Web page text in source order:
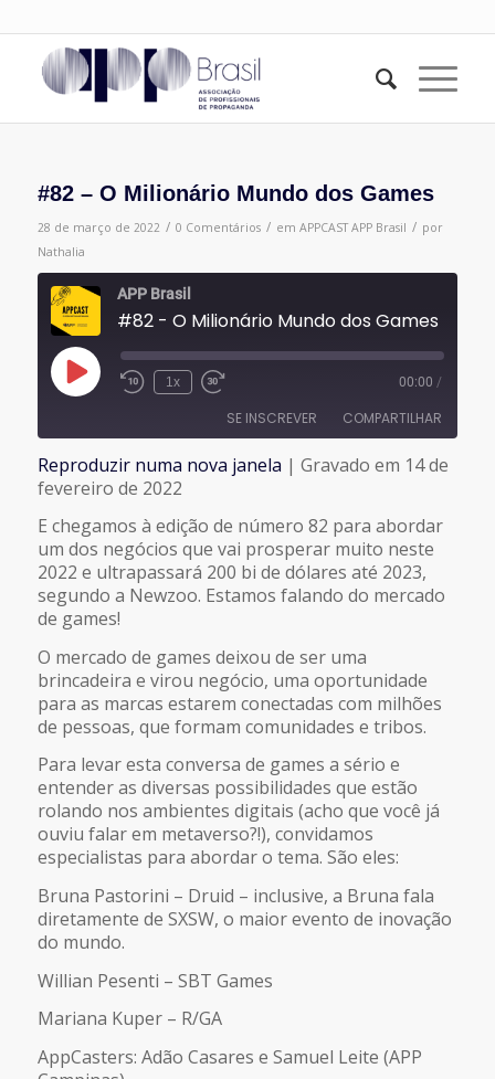
#82 – O Milionário Mundo dos Games
28 de março de 2022 / 0 Comentários / em APPCAST APP Brasil / por
Nathalia
APP Brasil
#82 - O Milionário Mundo dos Games
Reproduzir
episódio
1x 00:00 /
SE INSCREVER COMPARTILHAR
FEED RSS
COMPARTILHAR
LINK
INCORPORAR
Reproduzir numa nova janela | Gravado em 14 de
fevereiro de 2022
E chegamos à edição de número 82 para abordar
um dos negócios que vai prosperar muito neste
2022 e ultrapassará 200 bi de dólares até 2023,
segundo a Newzoo. Estamos falando do mercado
de games!
O mercado de games deixou de ser uma
brincadeira e virou negócio, uma oportunidade
para as marcas estarem conectadas com milhões
de pessoas, que formam comunidades e tribos.
Para levar esta conversa de games a sério e
entender as diversas possibilidades que estão
rolando nos ambientes digitais (acho que você já
ouviu falar em metaverso?!), convidamos
especialistas para abordar o tema. São eles:
Bruna Pastorini – Druid – inclusive, a Bruna fala
diretamente de SXSW, o maior evento de inovação
do mundo.
Willian Pesenti – SBT Games
Mariana Kuper – R/GA
AppCasters: Adão Casares e Samuel Leite (APP